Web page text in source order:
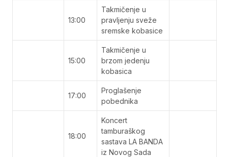
13:00
Takmičenje u
pravljenju sveže
sremske kobasice
15:00
Takmičenje u
brzom jedenju
kobasica
17:00
Proglašenje
pobednika
18:00
Koncert
tamburaškog
sastava LA BANDA
iz Novog Sada